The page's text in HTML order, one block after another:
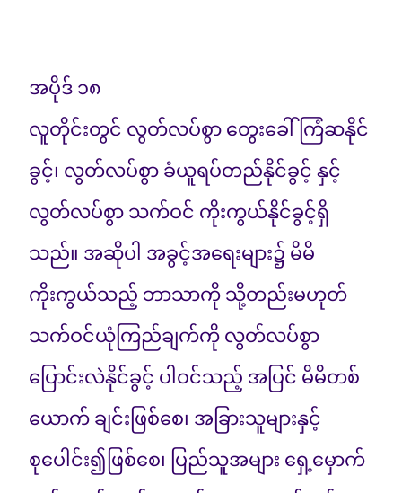
အပိုဒ် ၁၈
လူတိုင်းတွင် လွတ်လပ်စွာ တွေးခေါ် ကြံဆနိုင်
ခွင့်၊ လွတ်လပ်စွာ ခံယူရပ်တည်နိုင်ခွင့် နှင့်
လွတ်လပ်စွာ သက်ဝင် ကိုးကွယ်နိုင်ခွင့်ရှိ
သည်။ အဆိုပါ အခွင့်အရေးများ၌ မိမိ
ကိုးကွယ်သည့် ဘာသာကို သို့တည်းမဟုတ်
သက်ဝင်ယုံကြည်ချက်ကို လွတ်လပ်စွာ
ပြောင်းလဲနိုင်ခွင့် ပါဝင်သည့် အပြင် မိမိတစ်
ယောက် ချင်းဖြစ်စေ၊ အခြားသူများနှင့်
စုပေါင်း၍ဖြစ်စေ၊ ပြည်သူအများ ရှေ့မှောက်